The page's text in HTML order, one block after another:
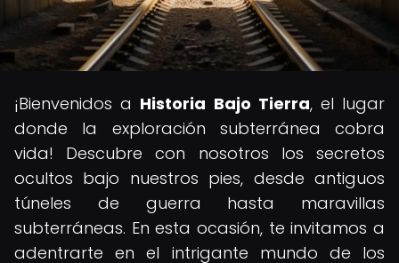
¡Bienvenidos a Historia Bajo Tierra, el lugar
donde la exploración subterránea cobra
vida! Descubre con nosotros los secretos
ocultos bajo nuestros pies, desde antiguos
túneles de guerra hasta maravillas
subterráneas. En esta ocasión, te invitamos a
adentrarte en el intrigante mundo de los